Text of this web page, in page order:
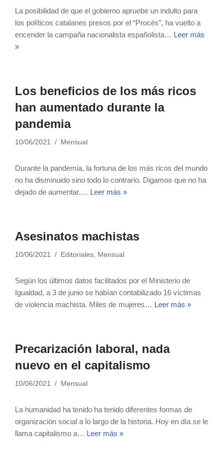
La posibilidad de que el gobierno apruebe un indulto para
los políticos catalanes presos por el “Procés”, ha vuelto a
encender la campaña nacionalista españolista… Leer más
»
Los beneficios de los más ricos
han aumentado durante la
pandemia
10/06/2021 Mensual
Durante la pandemia, la fortuna de los más ricos del mundo
no ha disminuido sino todo lo contrario. Digamos que no ha
dejado de aumentar.… Leer más »
Asesinatos machistas
10/06/2021 Editoriales, Mensual
Según los últimos datos facilitados por el Ministerio de
Igualdad, a 3 de junio se habían contabilizado 16 víctimas
de violencia machista. Miles de mujeres… Leer más »
Precarización laboral, nada
nuevo en el capitalismo
10/06/2021 Mensual
La humanidad ha tenido ha tenido diferentes formas de
organización social a lo largo de la historia. Hoy en día se le
llama capitalismo a… Leer más »